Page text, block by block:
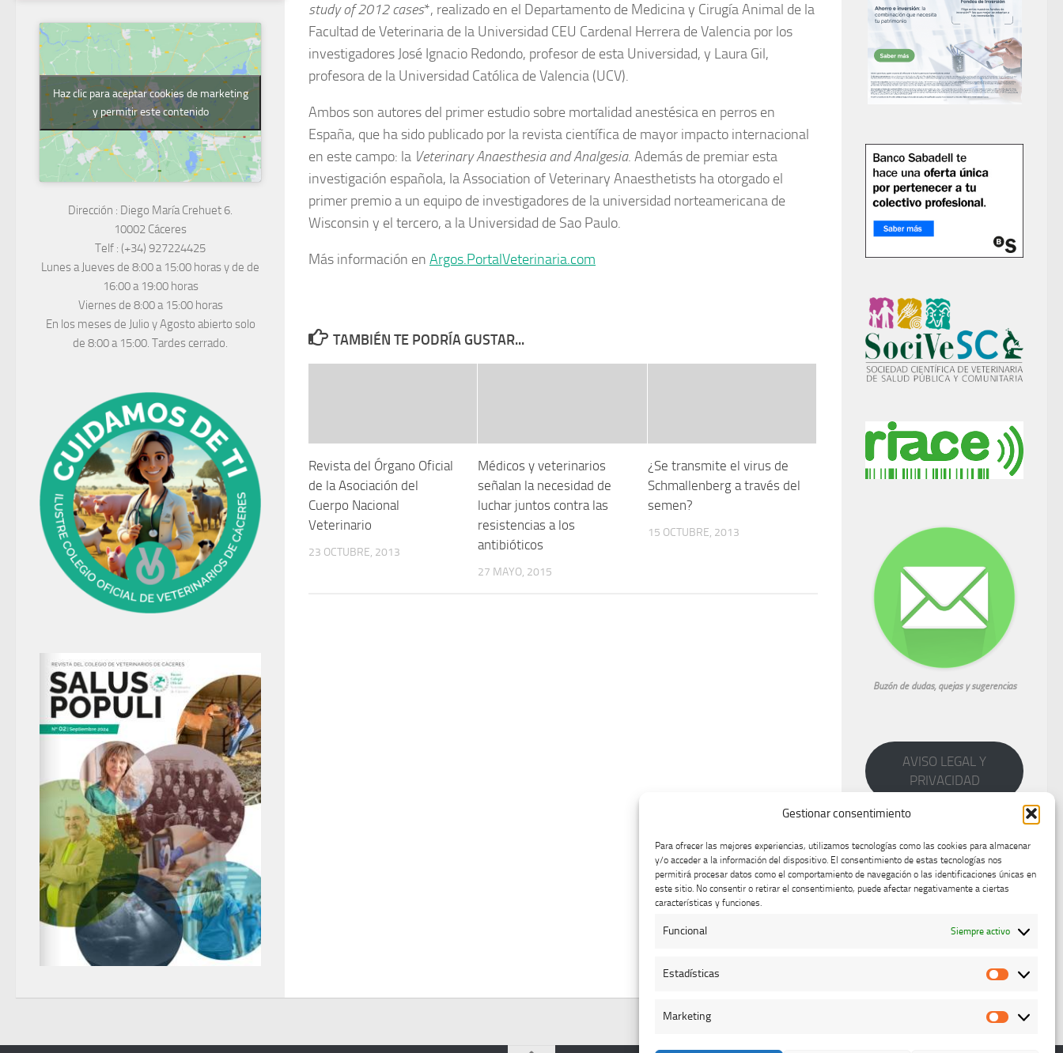
Gestionar consentimiento
Para ofrecer las mejores experiencias, utilizamos tecnologías como las cookies para almacenar
y/o acceder a la información del dispositivo. El consentimiento de estas tecnologías nos
permitirá procesar datos como el comportamiento de navegación o las identificaciones únicas en
este sitio. No consentir o retirar el consentimiento, puede afectar negativamente a ciertas
características y funciones.
Funcional Siempre activo
Estadísticas
Marketing
Marketing
study of 2012 cases*, realizado en el Departamento de Medicina y Cirugía Animal de la
Facultad de Veterinaria de la Universidad CEU Cardenal Herrera de Valencia por los
investigadores José Ignacio Redondo, profesor de esta Universidad, y Laura Gil,
profesora de la Universidad Católica de Valencia (UCV).
Ambos son autores del primer estudio sobre mortalidad anestésica en perros en
España, que ha sido publicado por la revista científica de mayor impacto internacional
en este campo: la Veterinary Anaesthesia and Analgesia. Además de premiar esta
investigación española, la Association of Veterinary Anaesthetists ha otorgado el
primer premio a un equipo de investigadores de la universidad norteamericana de
Wisconsin y el tercero, a la Universidad de Sao Paulo.
Más información en Argos.PortalVeterinaria.com
TAMBIÉN TE PODRÍA GUSTAR...
Revista del Órgano Oficial
de la Asociación del
Cuerpo Nacional
Veterinario
23 OCTUBRE, 2013
Médicos y veterinarios
señalan la necesidad de
luchar juntos contra las
resistencias a los
antibióticos
27 MAYO, 2015
¿Se transmite el virus de
Schmallenberg a través del
semen?
15 OCTUBRE, 2013
Haz clic para aceptar cookies de marketing
y permitir este contenido
Dirección : Diego María Crehuet 6.
10002 Cáceres
Telf : (+34) 927224425
Lunes a Jueves de 8:00 a 15:00 horas y de de
16:00 a 19:00 horas
Viernes de 8:00 a 15:00 horas
En los meses de Julio y Agosto abierto solo
de 8:00 a 15:00. Tardes cerrado.
Buzón de dudas, quejas y sugerencias
AVISO LEGAL Y
PRIVACIDAD